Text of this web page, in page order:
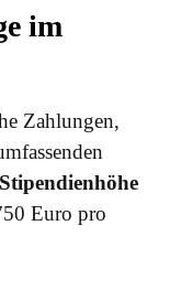
im
Zahlungen,
Euro pro